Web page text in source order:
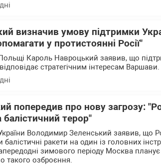
визначив умову підтримки
у протистоянні Росії"
Кароль Навроцький заявив, що
стратегічним інтересам Варшави.
попередив про нову загрозу:
балістичний терор"
Володимир Зеленський заявив, що
балістичні ракети на один із головних
зимового періоду Москва
такого озброєння.